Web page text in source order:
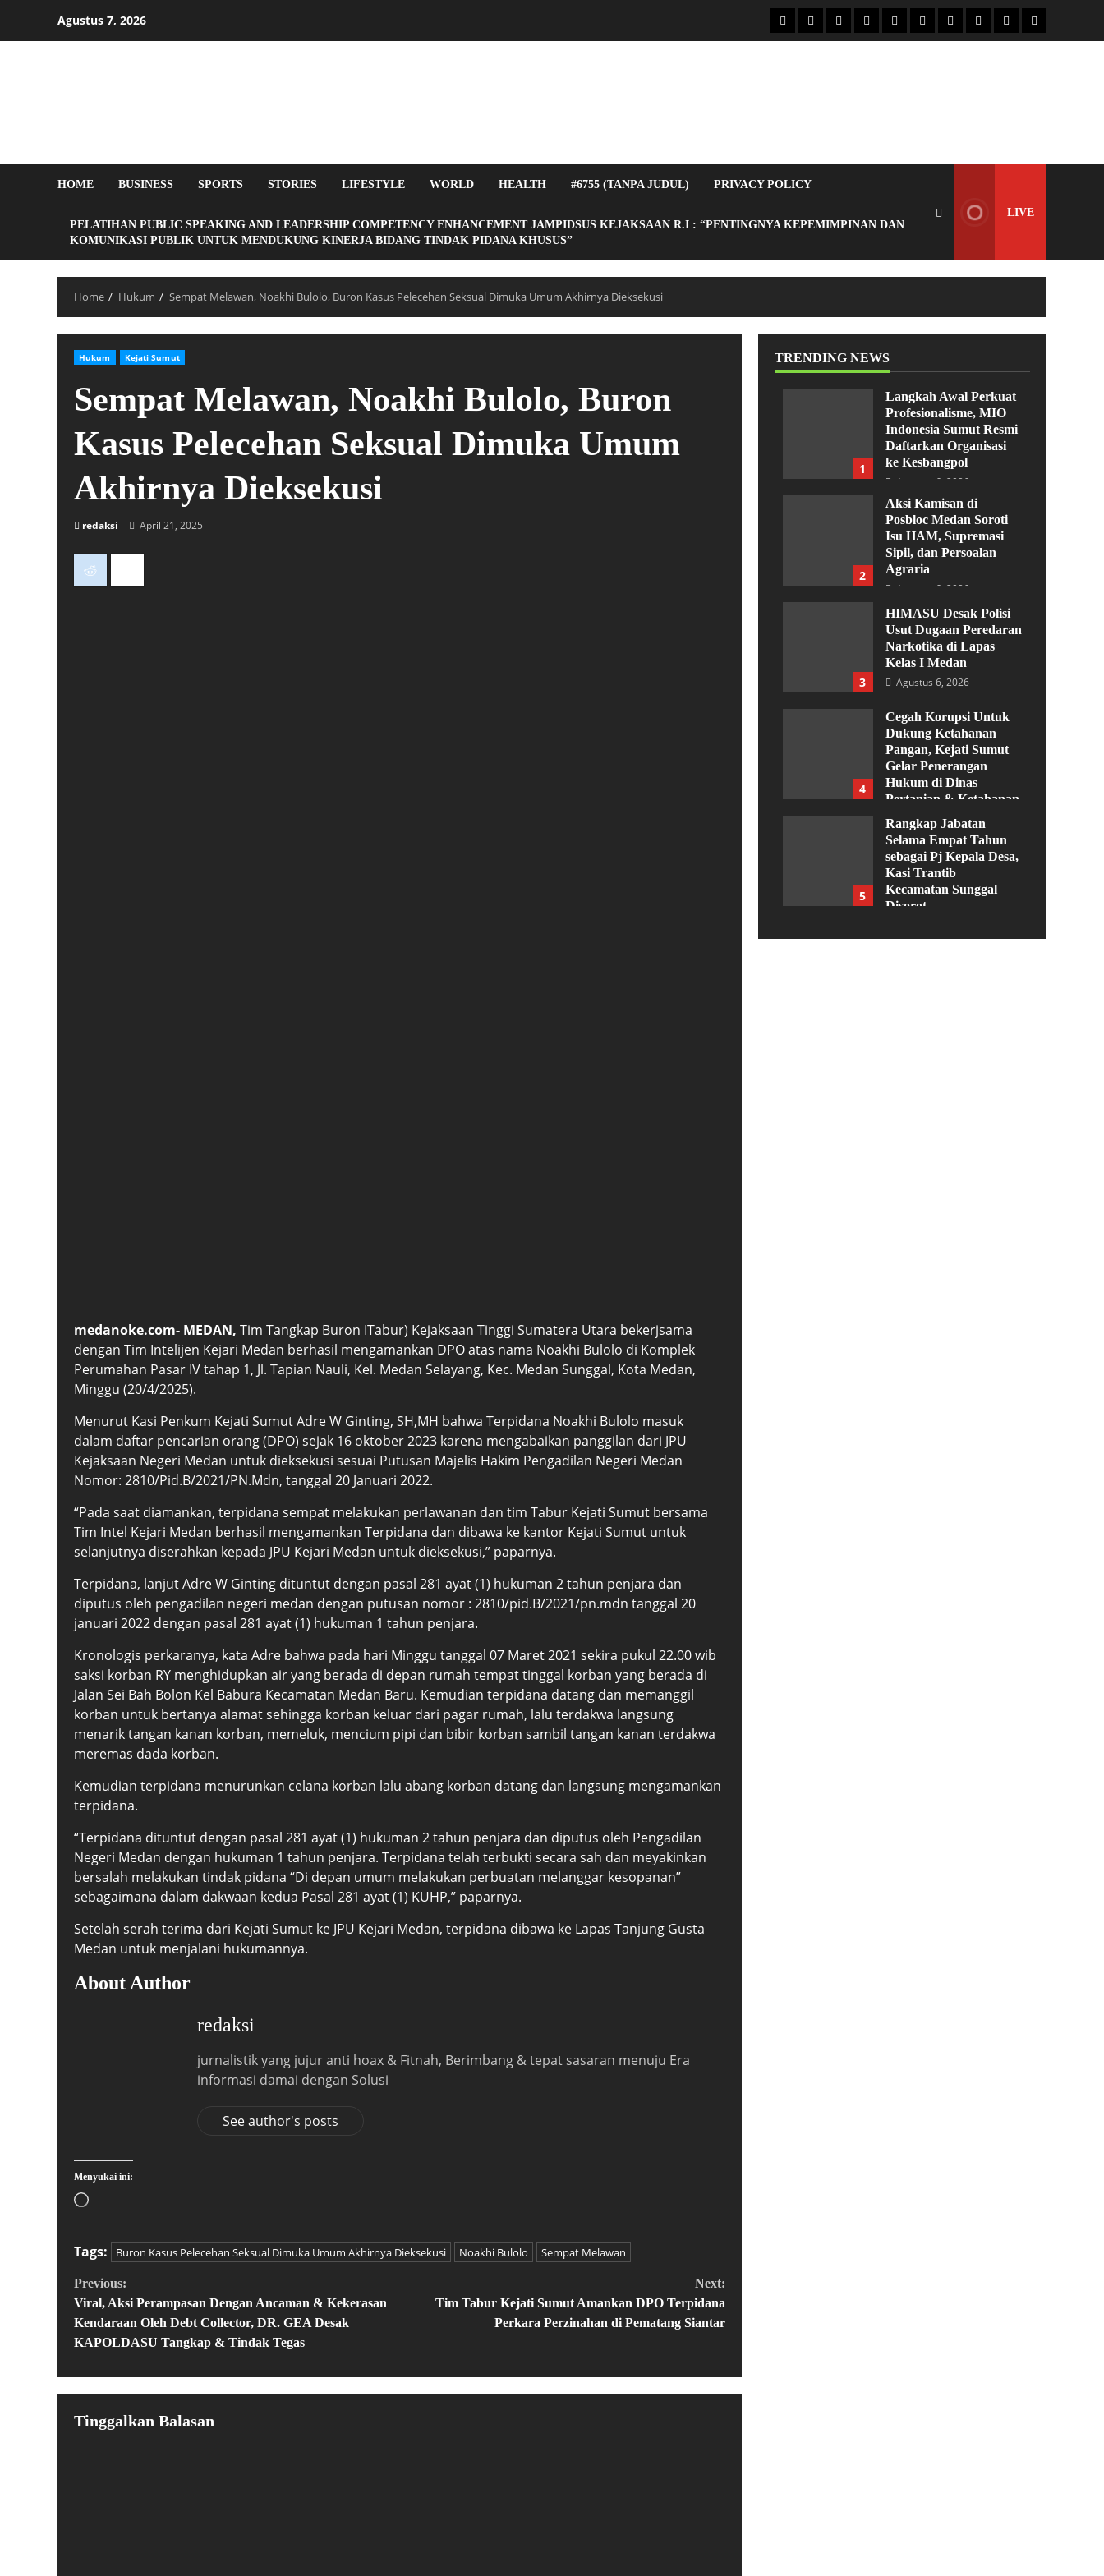
Agustus 7, 2026
HOME BUSINESS SPORTS STORIES LIFESTYLE WORLD HEALTH #6755 (TANPA JUDUL) PRIVACY POLICY
PELATIHAN PUBLIC SPEAKING AND LEADERSHIP COMPETENCY ENHANCEMENT JAMPIDSUS KEJAKSAAN R.I : “PENTINGNYA KEPEMIMPINAN DAN
KOMUNIKASI PUBLIK UNTUK MENDUKUNG KINERJA BIDANG TINDAK PIDANA KHUSUS”
LIVE
Home Hukum Sempat Melawan, Noakhi Bulolo, Buron Kasus Pelecehan Seksual Dimuka Umum Akhirnya Dieksekusi
Hukum Kejati Sumut
Sempat Melawan, Noakhi Bulolo, Buron
Kasus Pelecehan Seksual Dimuka Umum
Akhirnya Dieksekusi
redaksi April 21, 2025
medanoke.com- MEDAN, Tim Tangkap Buron ITabur) Kejaksaan Tinggi Sumatera Utara bekerjsama
dengan Tim Intelijen Kejari Medan berhasil mengamankan DPO atas nama Noakhi Bulolo di Komplek
Perumahan Pasar IV tahap 1, Jl. Tapian Nauli, Kel. Medan Selayang, Kec. Medan Sunggal, Kota Medan,
Minggu (20/4/2025).
Menurut Kasi Penkum Kejati Sumut Adre W Ginting, SH,MH bahwa Terpidana Noakhi Bulolo masuk
dalam daftar pencarian orang (DPO) sejak 16 oktober 2023 karena mengabaikan panggilan dari JPU
Kejaksaan Negeri Medan untuk dieksekusi sesuai Putusan Majelis Hakim Pengadilan Negeri Medan
Nomor: 2810/Pid.B/2021/PN.Mdn, tanggal 20 Januari 2022.
“Pada saat diamankan, terpidana sempat melakukan perlawanan dan tim Tabur Kejati Sumut bersama
Tim Intel Kejari Medan berhasil mengamankan Terpidana dan dibawa ke kantor Kejati Sumut untuk
selanjutnya diserahkan kepada JPU Kejari Medan untuk dieksekusi,” paparnya.
Terpidana, lanjut Adre W Ginting dituntut dengan pasal 281 ayat (1) hukuman 2 tahun penjara dan
diputus oleh pengadilan negeri medan dengan putusan nomor : 2810/pid.B/2021/pn.mdn tanggal 20
januari 2022 dengan pasal 281 ayat (1) hukuman 1 tahun penjara.
Kronologis perkaranya, kata Adre bahwa pada hari Minggu tanggal 07 Maret 2021 sekira pukul 22.00 wib
saksi korban RY menghidupkan air yang berada di depan rumah tempat tinggal korban yang berada di
Jalan Sei Bah Bolon Kel Babura Kecamatan Medan Baru. Kemudian terpidana datang dan memanggil
korban untuk bertanya alamat sehingga korban keluar dari pagar rumah, lalu terdakwa langsung
menarik tangan kanan korban, memeluk, mencium pipi dan bibir korban sambil tangan kanan terdakwa
meremas dada korban.
Kemudian terpidana menurunkan celana korban lalu abang korban datang dan langsung mengamankan
terpidana.
“Terpidana dituntut dengan pasal 281 ayat (1) hukuman 2 tahun penjara dan diputus oleh Pengadilan
Negeri Medan dengan hukuman 1 tahun penjara. Terpidana telah terbukti secara sah dan meyakinkan
bersalah melakukan tindak pidana “Di depan umum melakukan perbuatan melanggar kesopanan”
sebagaimana dalam dakwaan kedua Pasal 281 ayat (1) KUHP,” paparnya.
Setelah serah terima dari Kejati Sumut ke JPU Kejari Medan, terpidana dibawa ke Lapas Tanjung Gusta
Medan untuk menjalani hukumannya.
About Author
redaksi
jurnalistik yang jujur anti hoax & Fitnah, Berimbang & tepat sasaran menuju Era
informasi damai dengan Solusi
See author's posts
Menyukai ini:
Tags: Buron Kasus Pelecehan Seksual Dimuka Umum Akhirnya Dieksekusi Noakhi Bulolo Sempat Melawan
Previous:
Viral, Aksi Perampasan Dengan Ancaman & Kekerasan
Kendaraan Oleh Debt Collector, DR. GEA Desak
KAPOLDASU Tangkap & Tindak Tegas
Next:
Tim Tabur Kejati Sumut Amankan DPO Terpidana
Perkara Perzinahan di Pematang Siantar
Tinggalkan Balasan
TRENDING NEWS
1
Langkah Awal Perkuat
Profesionalisme, MIO
Indonesia Sumut Resmi
Daftarkan Organisasi
ke Kesbangpol
Agustus 6, 2026
2
Aksi Kamisan di
Posbloc Medan Soroti
Isu HAM, Supremasi
Sipil, dan Persoalan
Agraria
Agustus 6, 2026
3
HIMASU Desak Polisi
Usut Dugaan Peredaran
Narkotika di Lapas
Kelas I Medan
Agustus 6, 2026
4
Cegah Korupsi Untuk
Dukung Ketahanan
Pangan, Kejati Sumut
Gelar Penerangan
Hukum di Dinas
Pertanian & Ketahanan
Agustus 5, 2026
5
Rangkap Jabatan
Selama Empat Tahun
sebagai Pj Kepala Desa,
Kasi Trantib
Kecamatan Sunggal
Disorot